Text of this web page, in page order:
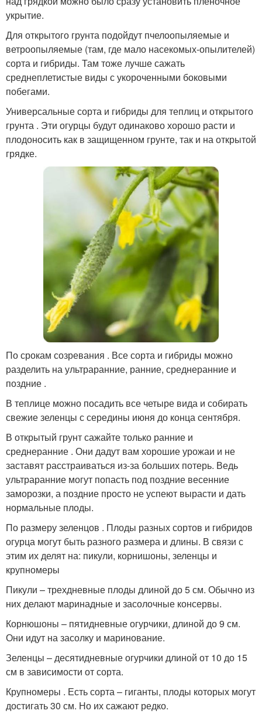
укрытие.
Для открытого грунта подойдут пчелоопыляемые и
ветроопыляемые (там, где мало насекомых-опылителей)
сорта и гибриды. Там тоже лучше сажать
среднеплетистые виды с укороченными боковыми
побегами.
Универсальные сорта и гибриды для теплиц и открытого
грунта . Эти огурцы будут одинаково хорошо расти и
плодоносить как в защищенном грунте, так и на открытой
грядке.
По срокам созревания . Все сорта и гибриды можно
разделить на ультраранние, ранние, среднеранние и
поздние .
В теплице можно посадить все четыре вида и собирать
свежие зеленцы с середины июня до конца сентября.
В открытый грунт сажайте только ранние и
среднеранние . Они дадут вам хорошие урожаи и не
заставят расстраиваться из-за больших потерь. Ведь
ультраранние могут попасть под поздние весенние
заморозки, а поздние просто не успеют вырасти и дать
нормальные плоды.
По размеру зеленцов . Плоды разных сортов и гибридов
огурца могут быть разного размера и длины. В связи с
этим их делят на: пикули, корнишоны, зеленцы и
крупномеры
Пикули – трехдневные плоды длиной до 5 см. Обычно из
них делают маринадные и засолочные консервы.
Корнюшоны – пятидневные огурчики, длиной до 9 см.
Они идут на засолку и маринование.
Зеленцы – десятидневные огурчики длиной от 10 до 15
см в зависимости от сорта.
Крупномеры . Есть сорта – гиганты, плоды которых могут
достигать 30 см. Но их сажают редко.